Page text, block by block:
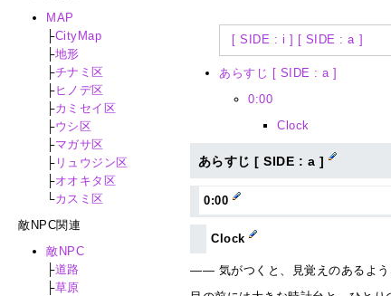
[ SIDE : i ] [ SIDE : a ]
あらすじ [ SIDE : a ]
0:00
Clock
あらすじ [ SIDE : a ]
0:00
Clock
―― 気がつくと、見覚えのあるよう
MAP
├CityMap
├地形
├チナミ区
├ヒノデ区
├カミセイ区
├ウシ区
├マガサ区
├リュウジン区
├オオキタ区
└カスミ区
敵NPC関連
敵NPC
├道路
├草原